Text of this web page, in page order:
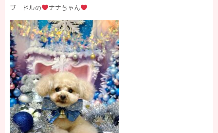
プードルの ナナちゃん